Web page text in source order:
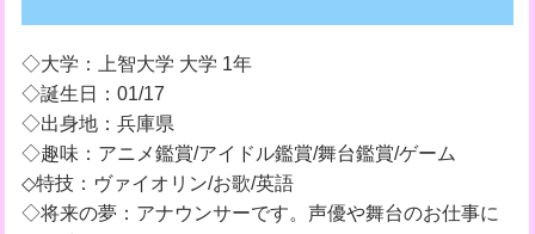
◇大学：上智大学 大学 1年
◇誕生日：01/17
◇出身地：兵庫県
◇趣味：アニメ鑑賞/アイドル鑑賞/舞台鑑賞/ゲーム
◇特技：ヴァイオリン/お歌/英語
◇将来の夢：アナウンサーです。声優や舞台のお仕事に